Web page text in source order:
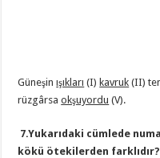
Güneşinışıkları (I) kavruk (II)
rüzgârsaokşuyordu (V).
7.Yukarıdaki cümlede
kökü ötekilerden farklıdır?